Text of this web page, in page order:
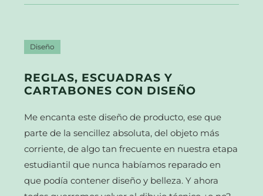
Diseño
REGLAS, ESCUADRAS Y
CARTABONES CON DISEÑO
Me encanta este diseño de producto, ese que
parte de la sencillez absoluta, del objeto más
corriente, de algo tan frecuente en nuestra etapa
estudiantil que nunca habíamos reparado en
que podía contener diseño y belleza. Y ahora